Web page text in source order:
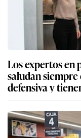
Los expertos en
saludan siempre
defensiva y